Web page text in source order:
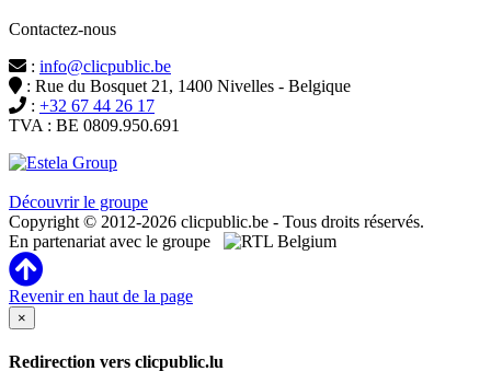
Contactez-nous
: info@clicpublic.be
: Rue du Bosquet 21, 1400 Nivelles - Belgique
: +32 67 44 26 17
TVA : BE 0809.950.691
Découvrir le groupe
Copyright © 2012-2026 clicpublic.be - Tous droits réservés.
En partenariat avec le groupe
Revenir en haut de la page
×
Redirection vers clicpublic.lu